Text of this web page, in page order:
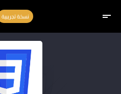
short_text نسخة تجريبية